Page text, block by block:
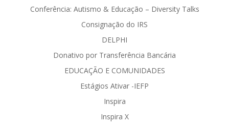
Conferência: Autismo & Educação – Diversity Talks
Consignação do IRS
DELPHI
Donativo por Transferência Bancária
EDUCAÇÃO E COMUNIDADES
Estágios Ativar -IEFP
Inspira
Inspira X